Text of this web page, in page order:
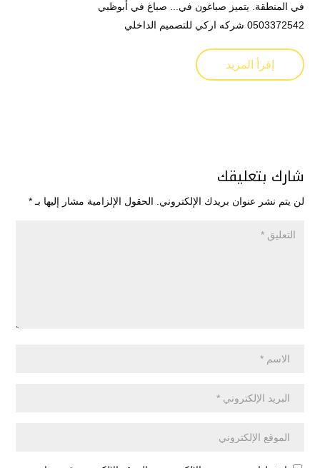
في المنطقة. يتميز صباغون في... صباغ في أبوظبي
0503372542 شركه اركي للتصميم الداخلي
إقرأ المزيد
شارك بتعليقك
لن يتم نشر عنوان بريدك الإلكتروني. الحقول الإلزامية مشار إليها بـ *